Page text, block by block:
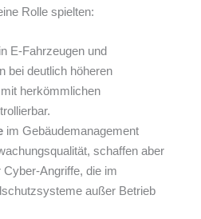
Rolle spielten:
in E-Fahrzeugen und
bei deutlich höheren
herkömmlichen
im Gebäudemanagement
schaffen aber
Cyber-Angriffe, die im
außer Betrieb